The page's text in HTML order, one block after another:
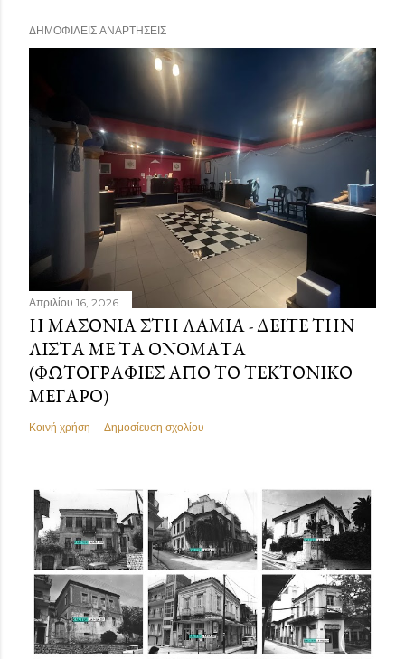
ΔΗΜΟΦΙΛΕΊΣ ΑΝΑΡΤΉΣΕΙΣ
Απριλίου 16, 2026
Η ΜΑΣΟΝΊΑ ΣΤΗ ΛΑΜΊΑ - ΔΕΊΤΕ ΤΗΝ
ΛΊΣΤΑ ΜΕ ΤΑ ΟΝΌΜΑΤΑ
(ΦΩΤΟΓΡΑΦΊΕΣ ΑΠΌ ΤΟ ΤΕΚΤΟΝΙΚΌ
ΜΈΓΑΡΟ)
Κοινή χρήση Δημοσίευση σχολίου